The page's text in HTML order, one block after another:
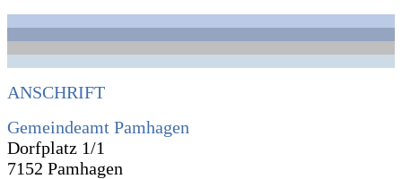
ANSCHRIFT
Gemeindeamt Pamhagen
Dorfplatz 1/1
7152 Pamhagen